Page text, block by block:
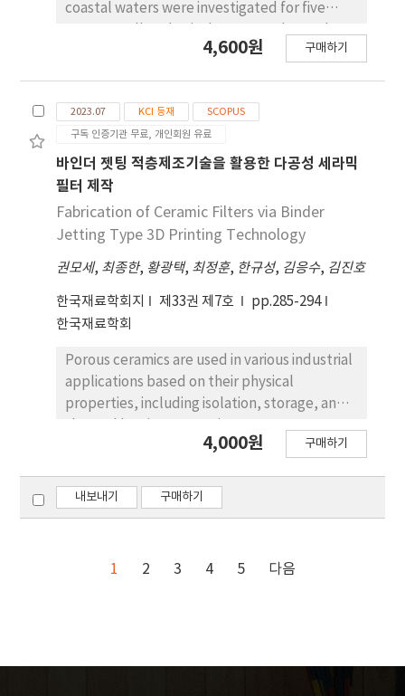
coastal waters were investigated for five
influence of distance from the coast on the
coast, were set up and the changes in
physicochemical and biological factors were
monitored. The results showed seasonal
changes in water temperature, dissolved
oxygen, salinity, and pH but with no
significant differences between sites. For
nutrients, the concentration of dissolved
inorganic nitrogen increased from 6.4 μM in
April-June to 16.4 μM in July-November,
while that of phosphorus and silicon
phosphate increased from 0.4 μM and 2.5 μM
in April-June to 1.1 μM and 12.0 μM in July-
November, respectively. Notably,
phosphorus phosphate concentrations were
lower in 2014-2015 (up to 0.2 μM) compared
to 2016-2018 (up to 2.2 μM), indicating
However, there were no differences in
nutrients with distance from the coast,
(average 511 cells mL-1) showed relatively
was not high, with concentrations ranging
4,600원 구매하기
2023.07 KCI 등재
SCOPUS
구독 인증기관 무료, 개인회원 유료
바인더 젯팅 적층제조기술을 활용한 다공성 세라믹
필터 제작
Fabrication of Ceramic Filters via Binder
Jetting Type 3D Printing Technology
권모세, 최종한, 황광택, 최정훈, 한규성, 김응수, 김진호
한국재료학회지 제33권 제7호
pp.285-294
한국재료학회
Porous ceramics are used in various industrial
applications based on their physical
properties, including isolation, storage, and
traditional manufacturing environments
pores and limit deformities, because they
rely on limited molding methods. To
structures using additive manufacturing
existing manufacturing processes. In this
study, we investigated process optimization
4,000원 구매하기
내보내기 구매하기
1 2 3 4 5 다음